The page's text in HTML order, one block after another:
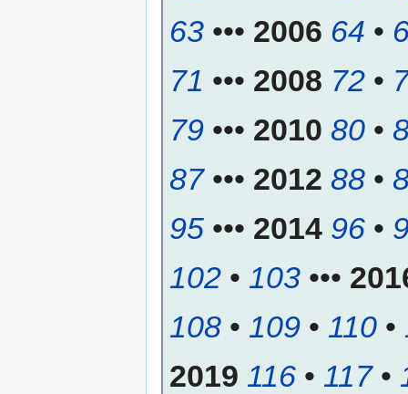
63 ••• 2006 64 •
71 ••• 2008 72 •
79 ••• 2010 80 •
87••• 2012 88 •
95 ••• 2014 96 •
102 • 103 •••
108 • 109 • 110 •
2019 116 • 117•